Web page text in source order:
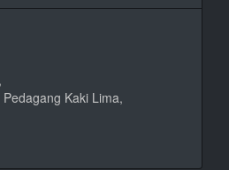
Kaki Lima,